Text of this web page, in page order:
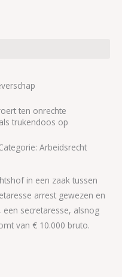
ten onrechte
trukendoos op
Arbeidsrecht
in een zaak tussen
arrest gewezen en
secretaresse, alsnog
van € 10.000 bruto.